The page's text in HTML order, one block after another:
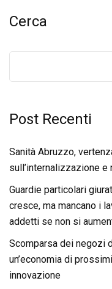
Cerca
Post Recenti
Sanità Abruzzo,
sull’internalizzazione
Guardie particolari
cresce, ma mancano i
addetti se non si
Scomparsa dei negozi
un’economia di
innovazione